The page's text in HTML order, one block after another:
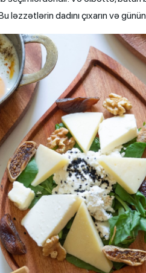
ləzzətlərin dadını çıxarın və